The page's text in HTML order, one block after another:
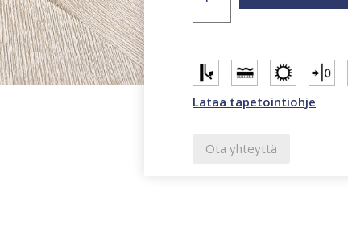
shampanjanbeige
tekstiilikuviotapetti
määrä
Lataa tapetointiohje
Ota yhteyttä